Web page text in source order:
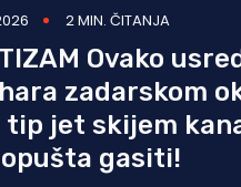
2 MIN. ČITANJA
Ovako
zadarskom
tip jet skijem
gasiti!